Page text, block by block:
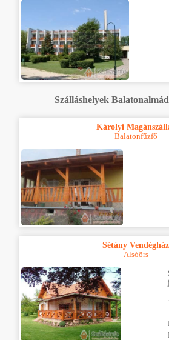
Szálláshelyek
Károlyi
Balatonfűzfő
Sétány Vendégház
Alsóörs